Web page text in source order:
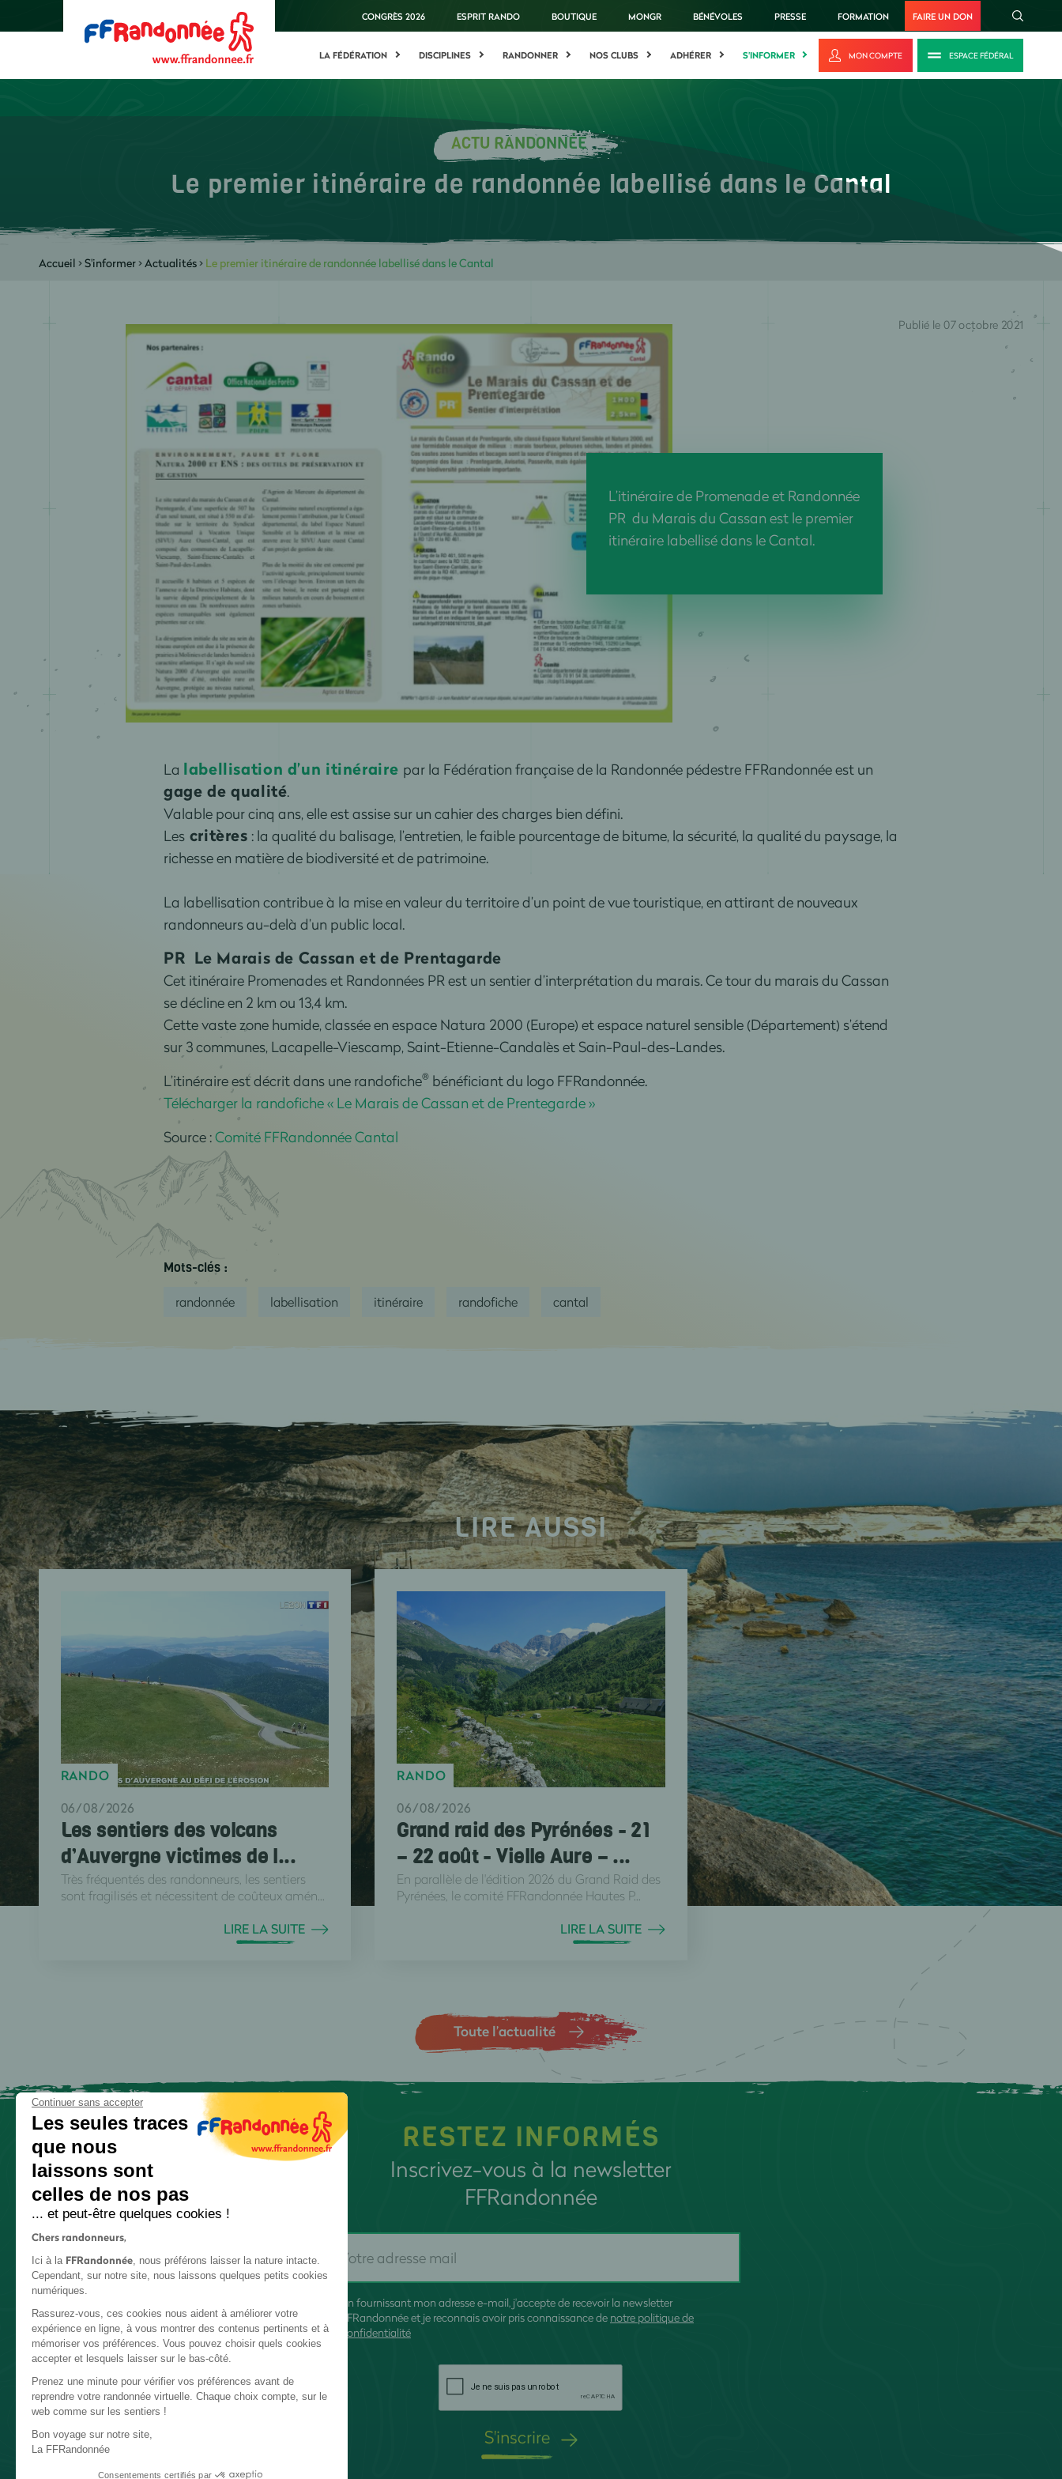
CONGRÈS 2026 ESPRIT RANDO BOUTIQUE MONGR BÉNÉVOLES PRESSE FORMATION FAIRE UN DON
LA FÉDÉRATION DISCIPLINES RANDONNER NOS CLUBS ADHÉRER S'INFORMER MON COMPTE ESPACE FÉDÉRAL
ACTU RANDONNÉE
Le premier itinéraire de randonnée labellisé dans le Cantal
Accueil >S'informer>Actualités> Le premier itinéraire de randonnée labellisé dans le Cantal
L’itinéraire de Promenade et Randonnée
PR du Marais du Cassan est le premier
itinéraire labellisé dans le Cantal.
Publié le 07 octobre 2021
La labellisation d’un itinéraire par la Fédération française de la Randonnée pédestre FFRandonnée est un
gage de qualité.
Valable pour cinq ans, elle est assise sur un cahier des charges bien défini.
Lescritères : la qualité du balisage, l’entretien, le faible pourcentage de bitume, la sécurité, la qualité du paysage, la
richesse en matière de biodiversité et de patrimoine.
La labellisation contribue à la mise en valeur du territoire d’un point de vue touristique, en attirant de nouveaux
randonneurs au-delà d’un public local.
PR Le Marais de Cassan et de Prentagarde
Cet itinéraire Promenades et Randonnées PR est un sentier d’interprétation du marais. Ce tour du marais du Cassan
se décline en 2 km ou 13,4 km.
Cette vaste zone humide, classée en espace Natura 2000 (Europe) et espace naturel sensible (Département) s’étend
sur 3 communes, Lacapelle-Viescamp, Saint-Etienne-Candalès et Sain-Paul-des-Landes.
L’itinéraire est décrit dans une randofiche®bénéficiant du logo FFRandonnée.
Télécharger la randofiche « Le Marais de Cassan et de Prentegarde »
Source :Comité FFRandonnée Cantal
Mots-clés :
randonnée labellisation itinéraire randofiche cantal
LIRE AUSSI
RANDO
06/08/2026
Les sentiers des volcans
d’Auvergne victimes de l...
Très fréquentés des randonneurs, les sentiers
sont fragilisés et nécessitent de coûteux amén...
LIRE LA SUITE
RANDO
06/08/2026
Grand raid des Pyrénées - 21
– 22 août - Vielle Aure – ...
En parallèle de l'édition 2026 du Grand Raid des
Pyrénées, le comité FFRandonnée Hautes P...
LIRE LA SUITE
Toute l’actualité
RESTEZ INFORMÉS
Inscrivez-vous à la newsletter
FFRandonnée
En fournissant mon adresse e-mail, j'accepte de recevoir la newsletter
FFRandonnée et je reconnais avoir pris connaissance de notre politique de
confidentialité
S'inscrire
Continuer sans accepter
Les seules traces
que nous
laissons sont
celles de nos pas
... et peut-être quelques cookies !
Chers randonneurs,
Ici à la FFRandonnée, nous préférons laisser la nature intacte.
Cependant, sur notre site, nous laissons quelques petits cookies
numériques.
Rassurez-vous, ces cookies nous aident à améliorer votre
expérience en ligne, à vous montrer des contenus pertinents et à
mémoriser vos préférences. Vous pouvez choisir quels cookies
accepter et lesquels laisser sur le bas-côté.
Prenez une minute pour vérifier vos préférences avant de
reprendre votre randonnée virtuelle. Chaque choix compte, sur le
web comme sur les sentiers !
Bon voyage sur notre site,
La FFRandonnée
Consentements certifiés par